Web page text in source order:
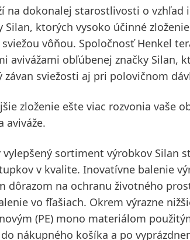
na dokonalej starostlivosti o vzhľad
ktorých vysoko účinné
vôňou. Spoločnosť Henkel
avivážami obľúbenej značky Silan,
sviežosti aj pri polovičnom
zloženie ešte viac rozvonia vaše
aviváže.
vylepšený sortiment výrobkov Silan
v kvalite. Inovatívne balenie
dôrazom na ochranu životného
vo fľašiach. Okrem výrazne
(PE) mono materiálom
nákupného košíka a po